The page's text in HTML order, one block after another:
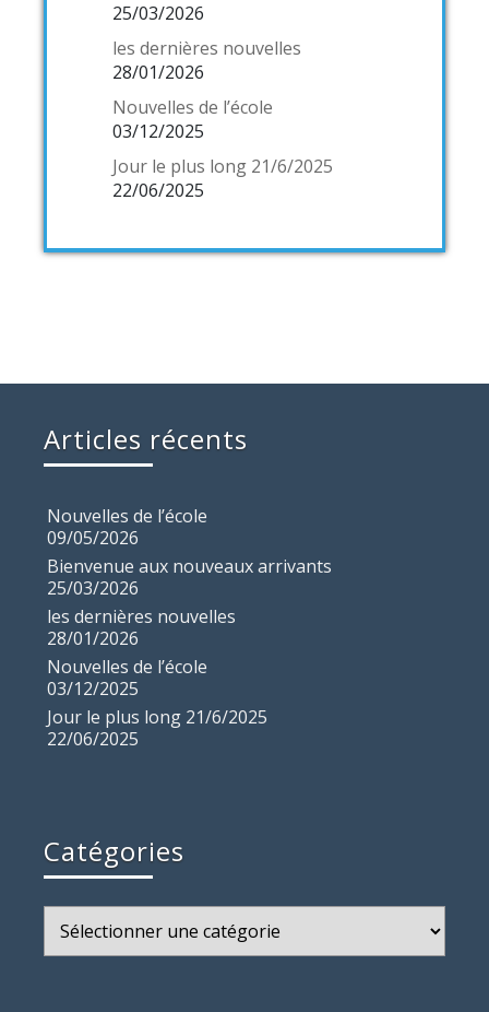
25/03/2026
les dernières nouvelles
28/01/2026
Nouvelles de l’école
03/12/2025
Jour le plus long 21/6/2025
22/06/2025
Articles récents
Nouvelles de l’école
09/05/2026
Bienvenue aux nouveaux arrivants
25/03/2026
les dernières nouvelles
28/01/2026
Nouvelles de l’école
03/12/2025
Jour le plus long 21/6/2025
22/06/2025
Catégories